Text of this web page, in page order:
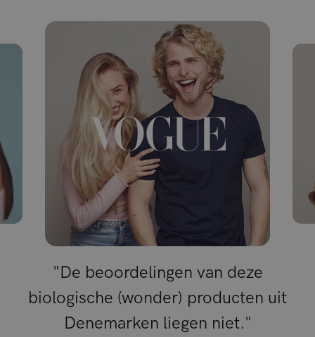
"De beoordelingen van deze
biologische (wonder) producten uit
Denemarken liegen niet."